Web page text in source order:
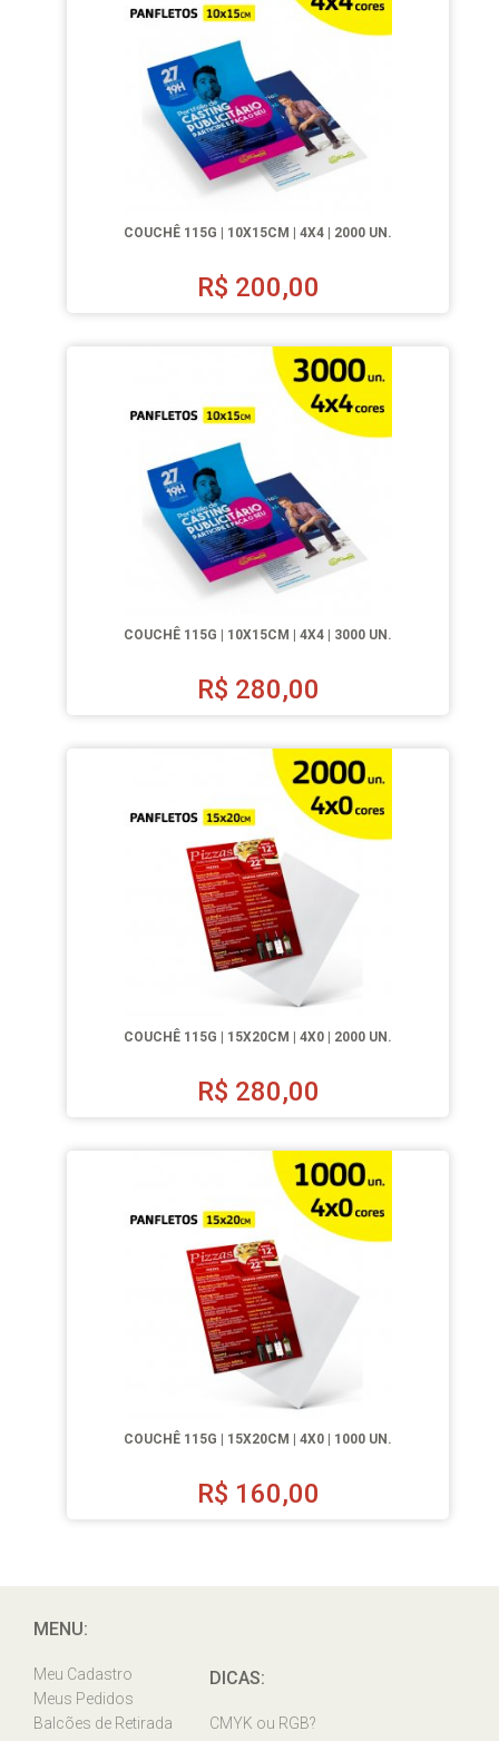
COUCHÊ 115G | 10X15CM | 4X4 | 2000 UN.
R$ 200,00
COUCHÊ 115G | 10X15CM | 4X4 | 3000 UN.
R$ 280,00
COUCHÊ 115G | 15X20CM | 4X0 | 2000 UN.
R$ 280,00
COUCHÊ 115G | 15X20CM | 4X0 | 1000 UN.
R$ 160,00
MENU:
Meu Cadastro
Meus Pedidos
Balcões de Retirada
DICAS:
CMYK ou RGB?